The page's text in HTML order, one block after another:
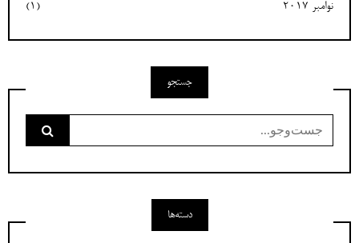
نوامبر 2017 (1)
جستجو
برای:
دسته‌ها